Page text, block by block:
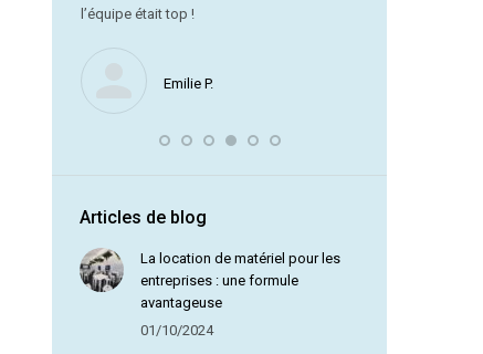
l’équipe était top !
Emilie P.
Articles de blog
La location de matériel pour les
entreprises : une formule
avantageuse
01/10/2024